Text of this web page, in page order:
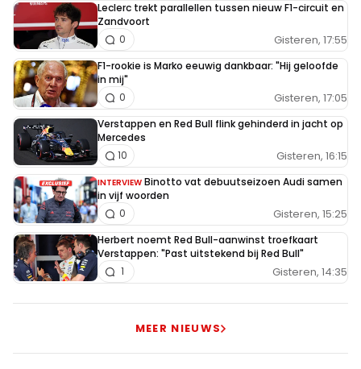
Bert Mengerink
6 maart 2020 12:00
Al dat gelul van red bull laat het maar zien!! Napraten
doen we later!!
Cherokee
6 maart 2020 12:04
Elk jaar hetzelfde. We zullen dit en we zullen dat. En
altijd dat "als" erbij. Later gevolgd door "maar" en
aan het eind van het jaar kijken naar Lewis met de
beker.
6 maart 2020 13:45
Je krijgt minnetjes, maar hebt gewoon gelijk. Als je
Leclerc trekt parallellen tussen nieuw F1-circuit en
Zandvoort
Gisteren, 17:55
0
F1-rookie is Marko eeuwig dankbaar: "Hij geloofde
in mij"
Gisteren, 17:05
0
Verstappen en Red Bull flink gehinderd in jacht op
Mercedes
Gisteren, 16:15
10
INTERVIEW Binotto vat debuutseizoen Audi samen
in vijf woorden
Gisteren, 15:25
0
Herbert noemt Red Bull-aanwinst troefkaart
Verstappen: "Past uitstekend bij Red Bull"
Gisteren, 14:35
1
MEER NIEUWS